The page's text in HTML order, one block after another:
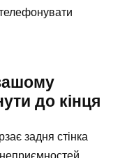
до кінця
задня стінка